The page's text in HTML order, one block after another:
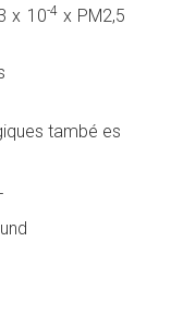
x 10-4x PM2,5
també es